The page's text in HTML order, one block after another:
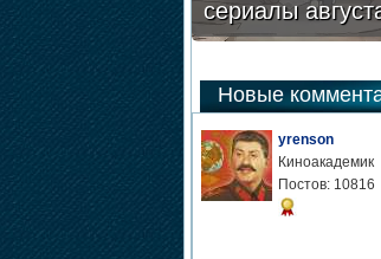
сериалы
Новые
yrenson
Киноакадемик
Постов: 10816